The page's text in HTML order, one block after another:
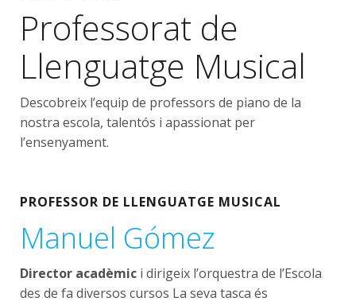
Professorat de
Llenguatge Musical
Descobreix l’equip de professors de piano de la
nostra escola, talentós i apassionat per
l’ensenyament.
PROFESSOR DE LLENGUATGE MUSICAL
Manuel Gómez
Director acadèmic i dirigeix l’orquestra de l’Escola
des de fa diversos cursos La seva tasca és